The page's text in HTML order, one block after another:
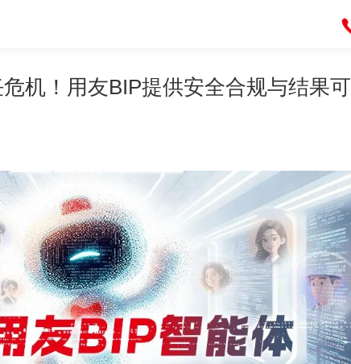
机！用友BIP提供安全合规与结果可